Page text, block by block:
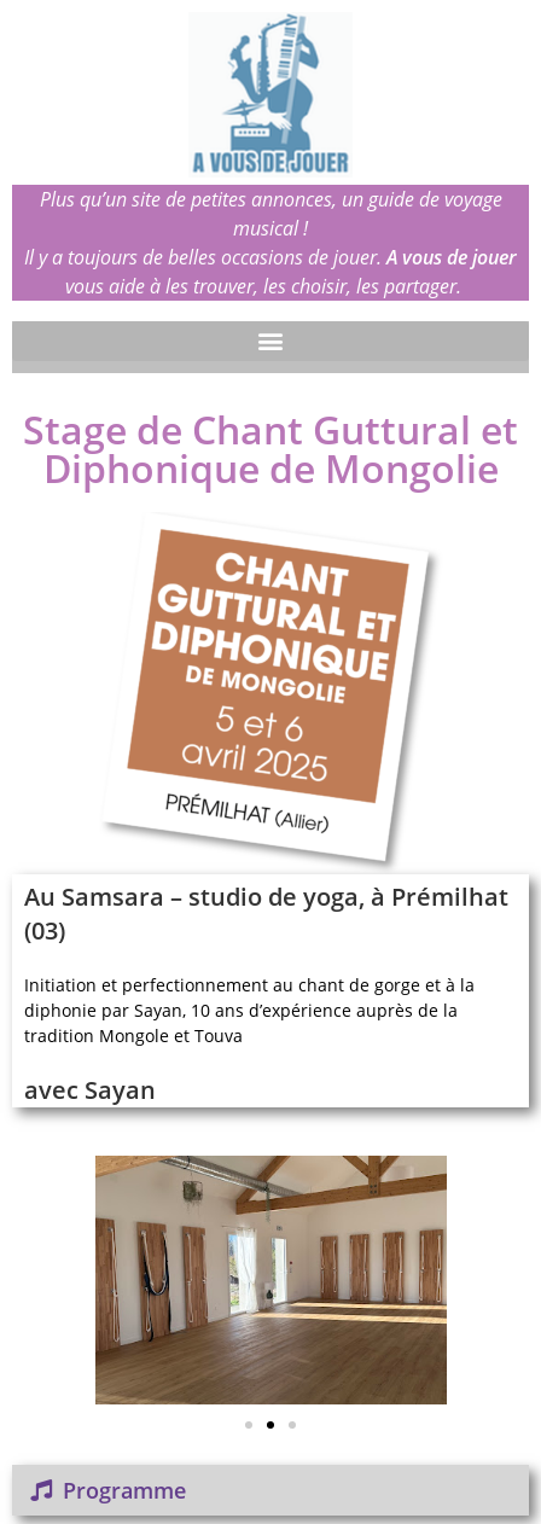
Plus qu’un site de petites annonces, un guide de voyage
musical !
Il y a toujours de belles occasions de jouer.A vous de jouer
vous aide à les trouver, les choisir, les partager.
Stage de Chant Guttural et
Diphonique de Mongolie
Au Samsara – studio de yoga, à Prémilhat
(03)
Initiation et perfectionnement au chant de gorge et à la
diphonie par Sayan, 10 ans d’expérience auprès de la
tradition Mongole et Touva
avec Sayan
Programme